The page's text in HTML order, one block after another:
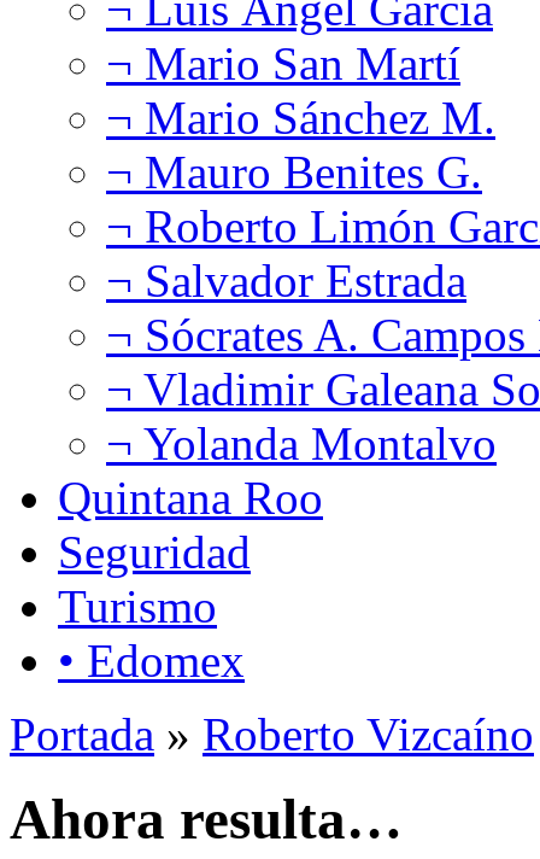
¬ Mario San Martí
¬ Mario Sánchez M.
¬ Mauro Benites G.
¬ Roberto Limón
¬ Salvador Estrada
¬ Sócrates A.
¬ Vladimir Galeana
¬ Yolanda Montalvo
Quintana Roo
Seguridad
Turismo
• Edomex
Portada » Roberto Vizcaíno
Ahora resulta…